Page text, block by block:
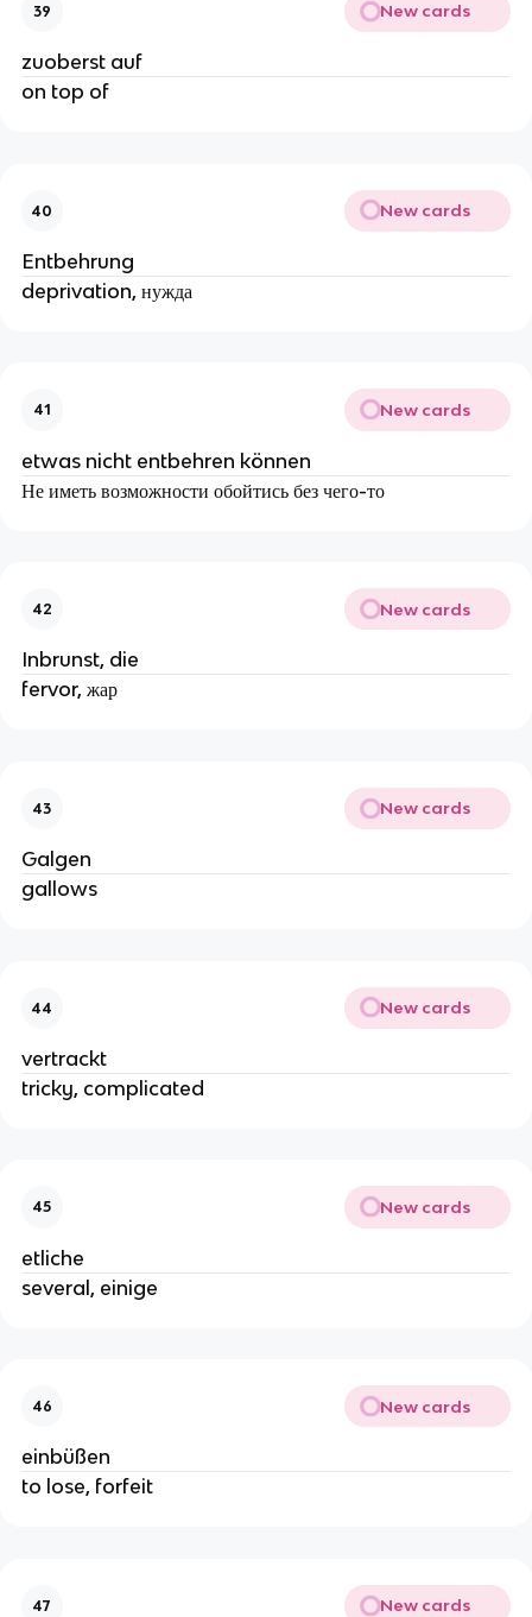
39 New cards
zuoberst auf
on top of
40 New cards
Entbehrung
deprivation, нужда
41 New cards
etwas nicht entbehren können
Не иметь возможности обойтись без чего-то
42 New cards
Inbrunst, die
fervor, жар
43 New cards
Galgen
gallows
44 New cards
vertrackt
tricky, complicated
45 New cards
etliche
several, einige
46 New cards
einbüßen
to lose, forfeit
47 New cards